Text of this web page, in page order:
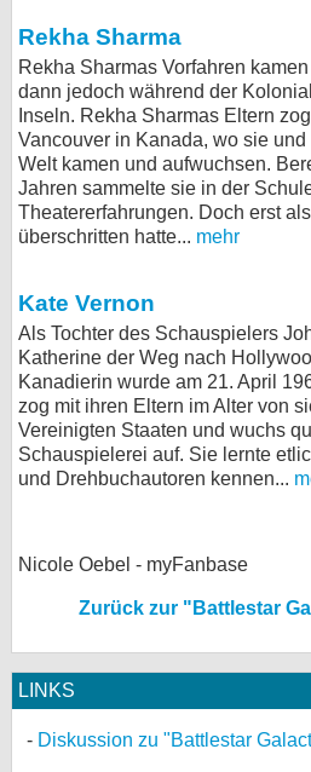
Rekha Sharma
Rekha Sharmas Vorfahren
dann jedoch während der
Inseln. Rekha Sharmas Eltern
Vancouver in Kanada, wo sie
Welt kamen und aufwuchsen.
Jahren sammelte sie in der
Theatererfahrungen. Doch erst
überschritten hatte... mehr
Kate Vernon
Als Tochter des Schauspielers
Katherine der Weg nach
Kanadierin wurde am 21. April
zog mit ihren Eltern im Alter von
Vereinigten Staaten und wuchs
Schauspielerei auf. Sie lernte
und Drehbuchautoren kennen...
Nicole Oebel - myFanbase
Zurück zur "Battlestar
LINKS
Diskussion zu "Battlestar